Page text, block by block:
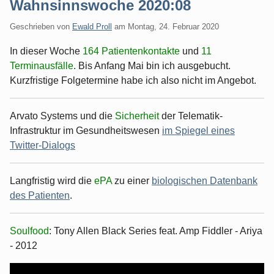
Wahnsinnswoche 2020:08
Geschrieben von Ewald Proll am Montag, 24. Februar 2020
In dieser Woche 164 Patientenkontakte und 11
Terminausfälle. Bis Anfang Mai bin ich ausgebucht.
Kurzfristige Folgetermine habe ich also nicht im Angebot.
Arvato Systems und die Sicherheitder Telematik-
Infrastruktur im Gesundheitswesen im Spiegel eines
Twitter-Dialogs
Langfristig wird die ePAzu einer biologischen Datenbank
des Patienten.
Soulfood: Tony Allen Black Series feat. Amp Fiddler - Ariya
- 2012